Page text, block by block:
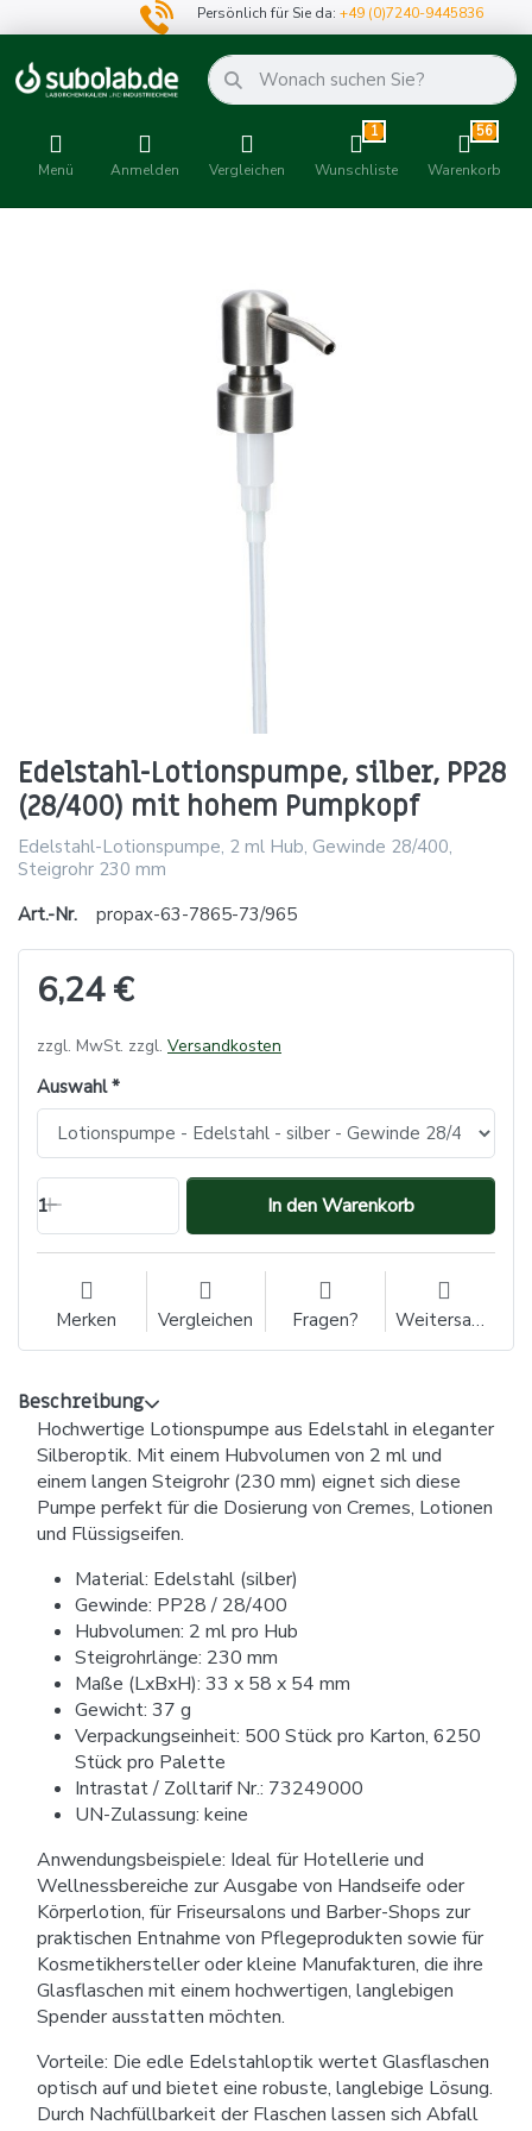
Persönlich für Sie da:+49 (0)7240-9445836
Menü Anmelden Vergleichen
1
Wunschliste
56
Warenkorb
Edelstahl-Lotionspumpe, silber, PP28
(28/400) mit hohem Pumpkopf
Edelstahl-Lotionspumpe, 2 ml Hub, Gewinde 28/400,
Steigrohr 230 mm
Art.-Nr.
propax-63-7865-73/965
6,24 €
zzgl. MwSt. zzgl. Versandkosten
Auswahl
1 In den Warenkorb
Merken Vergleichen Fragen? Weitersagen
Beschreibung
Hochwertige Lotionspumpe aus Edelstahl in eleganter
Silberoptik. Mit einem Hubvolumen von 2 ml und
einem langen Steigrohr (230 mm) eignet sich diese
Pumpe perfekt für die Dosierung von Cremes, Lotionen
und Flüssigseifen.
Material: Edelstahl (silber)
Gewinde: PP28 / 28/400
Hubvolumen: 2 ml pro Hub
Steigrohrlänge: 230 mm
Maße (LxBxH): 33 x 58 x 54 mm
Gewicht: 37 g
Verpackungseinheit: 500 Stück pro Karton, 6250
Stück pro Palette
Intrastat / Zolltarif Nr.: 73249000
UN-Zulassung: keine
Anwendungsbeispiele: Ideal für Hotellerie und
Wellnessbereiche zur Ausgabe von Handseife oder
Körperlotion, für Friseursalons und Barber-Shops zur
praktischen Entnahme von Pflegeprodukten sowie für
Kosmetikhersteller oder kleine Manufakturen, die ihre
Glasflaschen mit einem hochwertigen, langlebigen
Spender ausstatten möchten.
Vorteile: Die edle Edelstahloptik wertet Glasflaschen
optisch auf und bietet eine robuste, langlebige Lösung.
Durch Nachfüllbarkeit der Flaschen lassen sich Abfall